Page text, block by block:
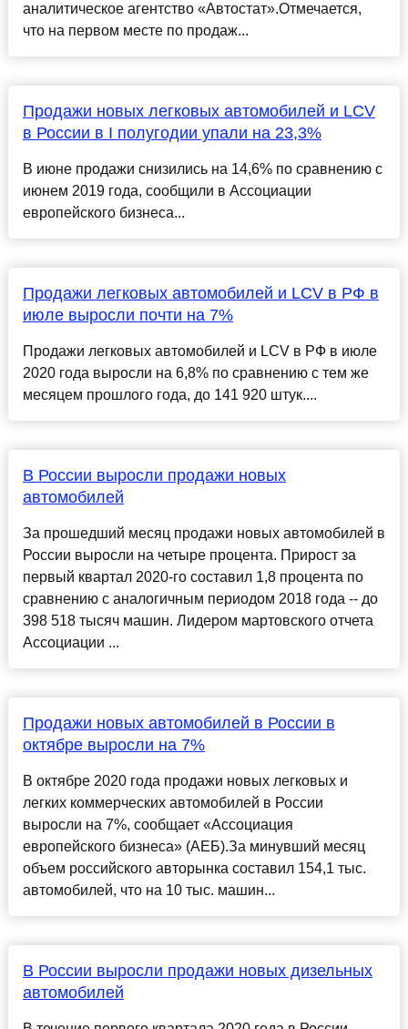
аналитическое агентство «Автостат».Отмечается,
что на первом месте по продаж...
Продажи новых легковых автомобилей и LCV
в России в I полугодии упали на 23,3%
В июне продажи снизились на 14,6% по сравнению с
июнем 2019 года, сообщили в Ассоциации
европейского бизнеса...
Продажи легковых автомобилей и LCV в РФ в
июле выросли почти на 7%
Продажи легковых автомобилей и LCV в РФ в июле
2020 года выросли на 6,8% по сравнению с тем же
месяцем прошлого года, до 141 920 штук....
В России выросли продажи новых
автомобилей
За прошедший месяц продажи новых автомобилей в
России выросли на четыре процента. Прирост за
первый квартал 2020-го составил 1,8 процента по
сравнению с аналогичным периодом 2018 года -- до
398 518 тысяч машин. Лидером мартовского отчета
Ассоциации ...
Продажи новых автомобилей в России в
октябре выросли на 7%
В октябре 2020 года продажи новых легковых и
легких коммерческих автомобилей в России
выросли на 7%, сообщает «Ассоциация
европейского бизнеса» (АЕБ).За минувший месяц
объем российского авторынка составил 154,1 тыс.
автомобилей, что на 10 тыс. машин...
В России выросли продажи новых дизельных
автомобилей